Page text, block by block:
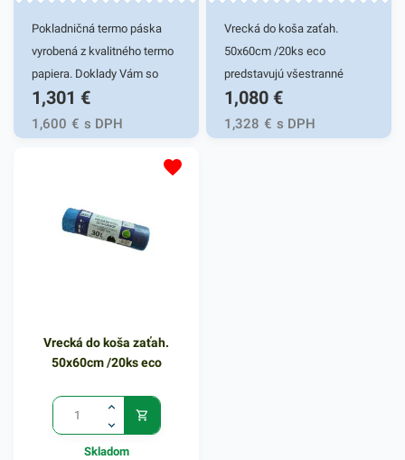
zaručene oslovia.
Pokladničná termo páska
vyrobená z kvalitného termo
papiera. Doklady Vám so
správnym skladovaním
zaručia čitateľnosť 5 rokov.
Vhodné do registračných
zariadení, meracích
prístrojov, cestovných lístkov
a pod. Rozmer 80/80/12 mm
1,301 €
1,600 € s DPH
Vrecká do koša zaťah.
50x60cm /20ks eco
predstavujú všestranné
využitie. Hrúbka vriec je 12
mikrónov. Vrecia sú vysoko
flexibilné a odolné. Vďaka
1,080 €
1,328 € s DPH
Vrecká do koša zaťah.
50x60cm /20ks eco
Skladom